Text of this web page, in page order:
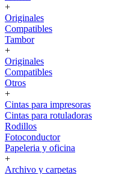
+
Originales
Compatibles
Tambor
+
Originales
Compatibles
Otros
+
Cintas para impresoras
Cintas para rotuladoras
Rodillos
Fotoconductor
Papeleria y oficina
+
Archivo y carpetas